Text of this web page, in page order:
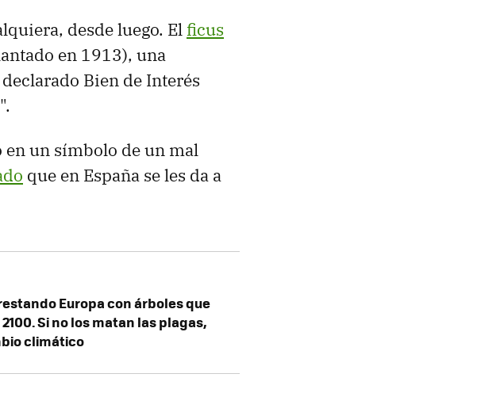
desde luego. El ficus
en 1913), una
Bien de Interés
un símbolo de un mal
que en España se les da a
Europa con árboles que
Si no los matan las plagas,
climático